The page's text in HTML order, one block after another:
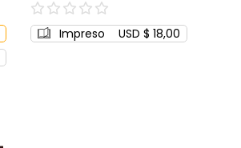
0%
Impreso USD $ 18,00